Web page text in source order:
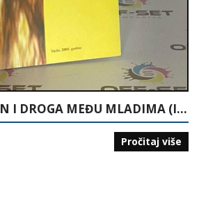
ALKOHOL, DUHAN I DROGA MEĐU MLADIMA (ISTRAŽIVANJE U ŠKOLAMA U TUZLANSKOM KANTONU)
Pročitaj više